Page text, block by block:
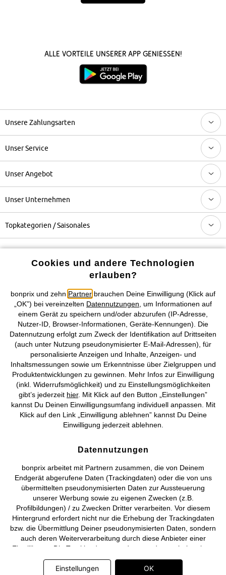
Alle Vorteile unserer App genießen!
Unsere Zahlungsarten
Unser Service
Unser Angebot
Unser Unternehmen
Topkategorien / Saisonales
Mehr von bonprix auf
Preisangaben inkl. gesetzl. MwSt. und zzgl.
Service- &
Versandkosten
AGB Datenschutz Cookie-Einstellungen Impressum
Vertrag widerrufen
©2026 bonprix.Alle Rechte vorbehalten.
Deutsch Français
Cookies und andere Technologien
erlauben?
bonprix und zehn Partner brauchen Deine Einwilligung (Klick auf
„OK”) bei vereinzelten Datennutzungen , um Informationen auf
einem Gerät zu speichern und/oder abzurufen (IP-Adresse,
Nutzer-ID, Browser-Informationen, Geräte-Kennungen). Die
Datennutzung erfolgt zum Zweck der Identifikation auf Drittseiten
(auch unter Nutzung pseudonymisierter E-Mail-Adressen), für
personalisierte Anzeigen und Inhalte, Anzeigen- und
Inhaltsmessungen sowie um Erkenntnisse über Zielgruppen und
Produktentwicklungen zu gewinnen. Mehr Infos zur Einwilligung
(inkl. Widerrufsmöglichkeit) und zu Einstellungsmöglichkeiten
gibt’s jederzeit hier. Mit Klick auf den Button „Einstellungen”
kannst Du Deinen Einwilligungsumfang individuell anpassen. Mit
Klick auf den Link „Einwilligung ablehnen” kannst Du Deine
Einwilligung jederzeit ablehnen.
Datennutzungen
bonprix arbeitet mit Partnern zusammen, die von Deinem
Endgerät abgerufene Daten (Trackingdaten) oder die von uns
übermittelten pseudonymisierten Daten zur Aussteuerung
unserer Werbung sowie zu eigenen Zwecken (z.B.
Profilbildungen) / zu Zwecken Dritter verarbeiten. Vor diesem
Hintergrund erfordert nicht nur die Erhebung der Trackingdaten
bzw. die Übermittlung Deiner pseudonymisierten Daten, sondern
auch deren Weiterverarbeitung durch diese Anbieter einer
Einwilligung. Die Trackingdaten werden erst dann erhoben bzw.
Deine pseudonymisierten Daten erst dann übermittelt, wenn Du
auf den in dem Banner auf bonprix.de wiedergebenden Button
Einstellungen OK